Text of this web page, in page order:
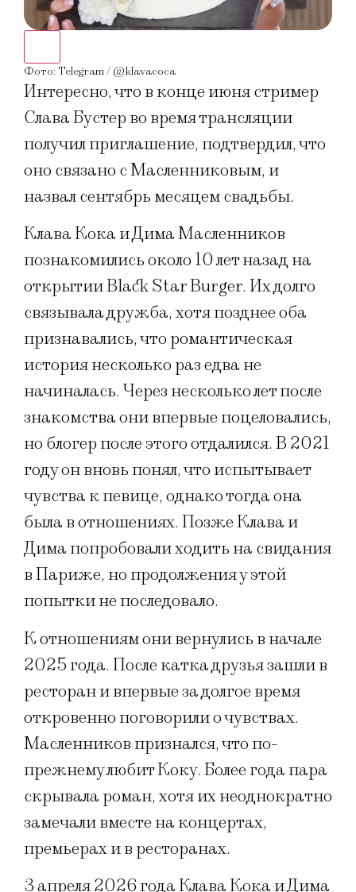
Фото: Telegram / @klavacoca
Интересно, что в конце июня стример
Слава Бустер во время трансляции
получил приглашение, подтвердил, что
оно связано с Масленниковым, и
назвал сентябрь месяцем свадьбы.
Клава Кока и Дима Масленников
познакомились около 10 лет назад на
открытии Black Star Burger. Их долго
связывала дружба, хотя позднее оба
признавались, что романтическая
история несколько раз едва не
начиналась. Через несколько лет после
знакомства они впервые поцеловались,
но блогер после этого отдалился. В 2021
году он вновь понял, что испытывает
чувства к певице, однако тогда она
была в отношениях. Позже Клава и
Дима попробовали ходить на свидания
в Париже, но продолжения у этой
попытки не последовало.
К отношениям они вернулись в начале
2025 года. После катка друзья зашли в
ресторан и впервые за долгое время
откровенно поговорили о чувствах.
Масленников признался, что по-
прежнему любит Коку. Более года пара
скрывала роман, хотя их неоднократно
замечали вместе на концертах,
премьерах и в ресторанах.
3 апреля 2026 года Клава Кока и Дима